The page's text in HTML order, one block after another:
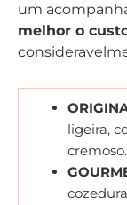
um
melhor o
ligeira,
cremoso.